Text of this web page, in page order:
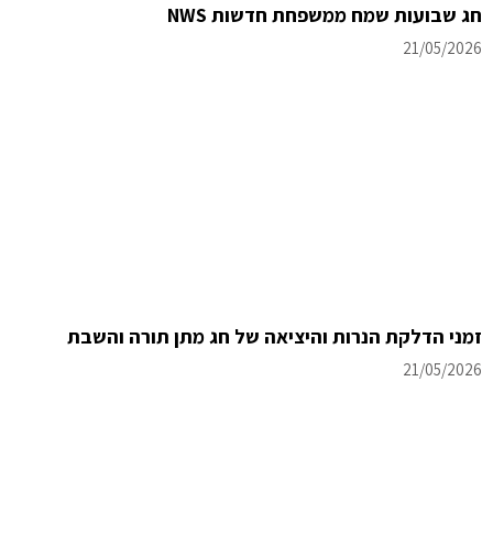
חג שבועות שמח ממשפחת חדשות NWS
21/05/2026
זמני הדלקת הנרות והיציאה של חג מתן תורה והשבת
21/05/2026